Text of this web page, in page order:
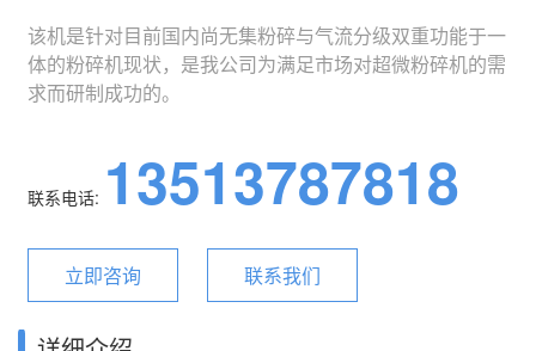
该机是针对目前国内尚无集粉碎与气流分级双重功能于一
体的粉碎机现状，是我公司为满足市场对超微粉碎机的需
求而研制成功的。
联系电话: 13513787818
立即咨询 联系我们